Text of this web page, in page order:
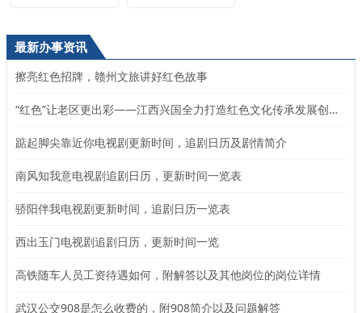
最新办事资讯
擦亮红色招牌，赣州文旅讲好红色故事
“红色”让老区更出彩——江西兴国全力打造红色文化传承发展创新示范区
踮起脚尖靠近你电视剧更新时间，追剧日历及剧情简介
南风知我意电视剧追剧日历，更新时间一览表
骄阳伴我电视剧更新时间，追剧日历一览表
西出玉门电视剧追剧日历，更新时间一览
高铁随车人员工资待遇如何，附解答以及其他岗位的岗位详情
武汉公交908是怎么收费的，附908简介以及问题解答